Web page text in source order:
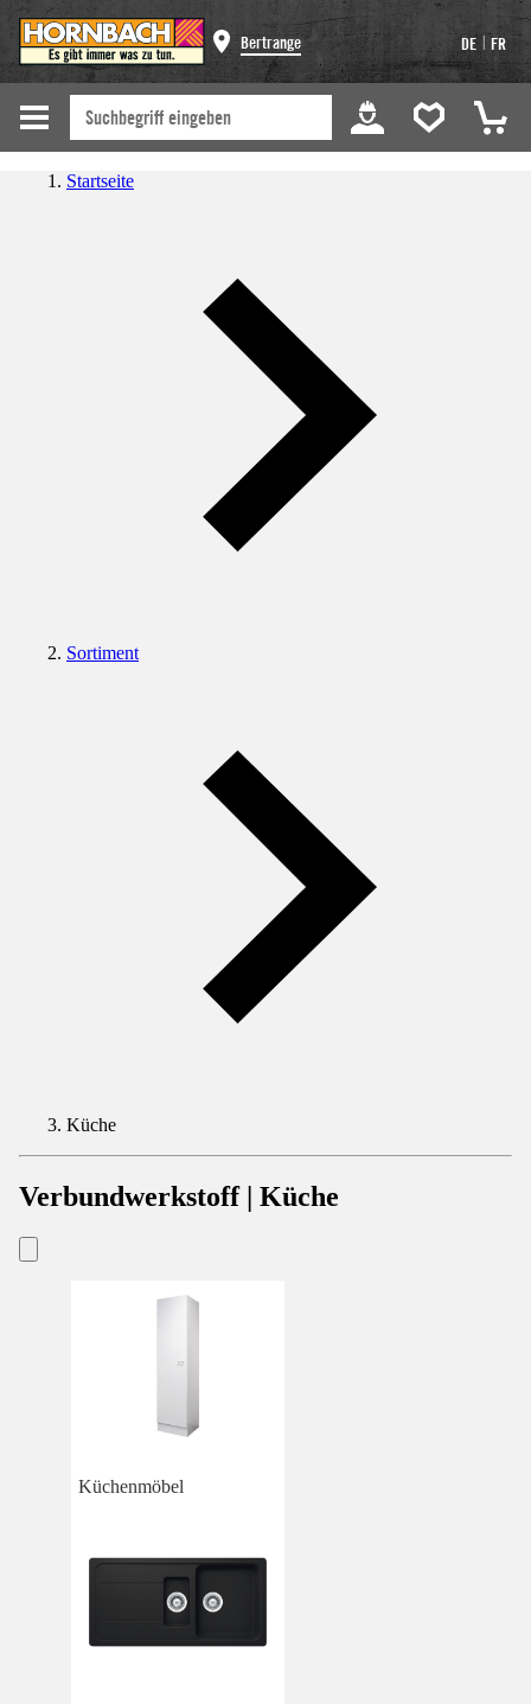
Bertrange DE | FR
Startseite
Sortiment
Küche
Verbundwerkstoff | Küche
Küchenmöbel